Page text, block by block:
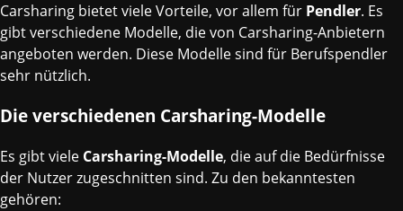
Carsharing bietet viele Vorteile, vor allem für Pendler. Es
gibt verschiedene Modelle, die von Carsharing-Anbietern
angeboten werden. Diese Modelle sind für Berufspendler
sehr nützlich.
Die verschiedenen Carsharing-Modelle
Es gibt viele Carsharing-Modelle, die auf die Bedürfnisse
der Nutzer zugeschnitten sind. Zu den bekanntesten
gehören: